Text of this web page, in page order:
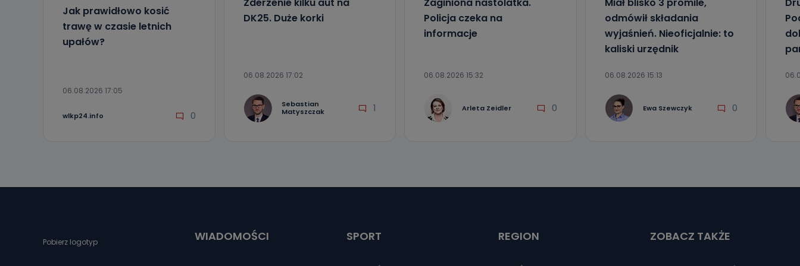
Jak prawidłowo kosić
trawę w czasie letnich
upałów?
06.08.2026 17:05
wlkp24.info 0
DK25. Duże korki
06.08.2026 17:02
Sebastian
Matyszczak
1
Policja czeka na
informacje
06.08.2026 15:32
Arleta Zeidler 0
odmówił składania
wyjaśnień. Nieoficjalnie: to
kaliski urzędnik
06.08.2026 15:13
Ewa Szewczyk 0
Pobierz logotyp WIADOMOŚCI SPORT REGION ZOBACZ TAKŻE